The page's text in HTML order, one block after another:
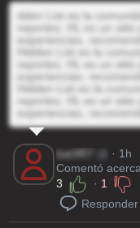
dden List es la
reportes, HL es un
experiencias,
Hidden List es la
reportes, HL es un
experiencias,
Hidden List es la
reportes, HL es un
experiencias,
tue3R7
· 1h
Comentó
3
· 1
Responder